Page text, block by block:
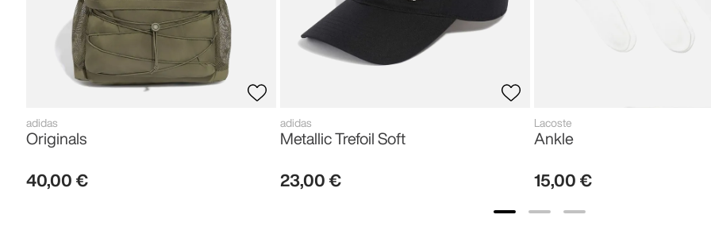
adidas
Originals
40,00 €
adidas
Metallic Trefoil Soft
23,00 €
Lacoste
Ankle
15,00 €